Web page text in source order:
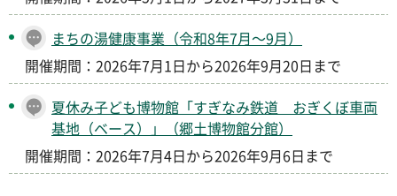
まちの湯健康事業（令和8年7月～9月）
開催期間：2026年7月1日から2026年9月20日まで
夏休み子ども博物館「すぎなみ鉄道 おぎくぼ車両
基地（ベース）」（郷土博物館分館）
開催期間：2026年7月4日から2026年9月6日まで